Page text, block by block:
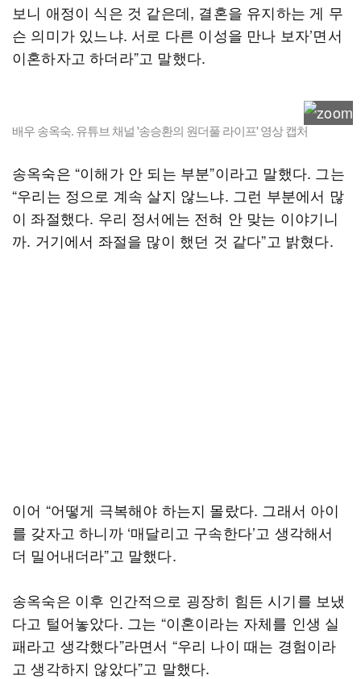
보니 애정이 식은 것 같은데, 결혼을 유지하는 게 무
슨 의미가 있느냐. 서로 다른 이성을 만나 보자’면서
이혼하자고 하더라”고 말했다.
배우 송옥숙. 유튜브 채널 '송승환의 원더풀 라이프' 영상 캡처
송옥숙은 “이해가 안 되는 부분”이라고 말했다. 그는
“우리는 정으로 계속 살지 않느냐. 그런 부분에서 많
이 좌절했다. 우리 정서에는 전혀 안 맞는 이야기니
까. 거기에서 좌절을 많이 했던 것 같다”고 밝혔다.
이어 “어떻게 극복해야 하는지 몰랐다. 그래서 아이
를 갖자고 하니까 ‘매달리고 구속한다’고 생각해서
더 밀어내더라”고 말했다.
송옥숙은 이후 인간적으로 굉장히 힘든 시기를 보냈
다고 털어놓았다. 그는 “이혼이라는 자체를 인생 실
패라고 생각했다”라면서 “우리 나이 때는 경험이라
고 생각하지 않았다”고 말했다.